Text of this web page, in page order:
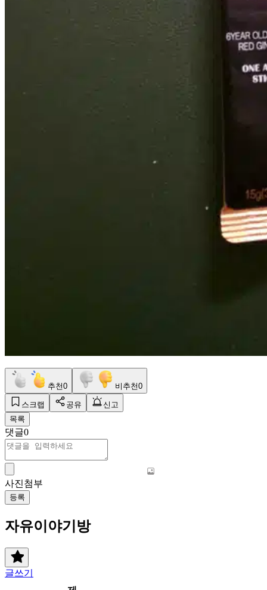
추천0 비추천0
스크랩 공유
신고
목록
댓글0
사진첨부
등록
자유이야기방
글쓰기